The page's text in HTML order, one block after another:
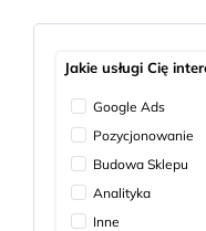
Jakie usługi Cię
Google Ads
Pozycjonowanie
Budowa Sklepu
Analityka
Inne